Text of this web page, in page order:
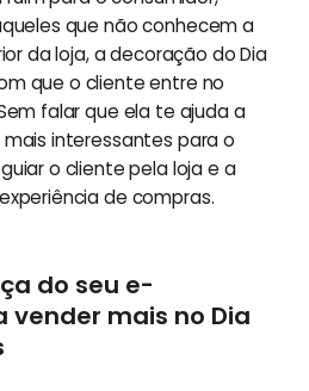
que não conhecem a
da loja, a decoração do Dia
que o cliente entre no
falar que ela te ajuda a
interessantes para o
o cliente pela loja e a
de compras.
do seu e-
mais no Dia